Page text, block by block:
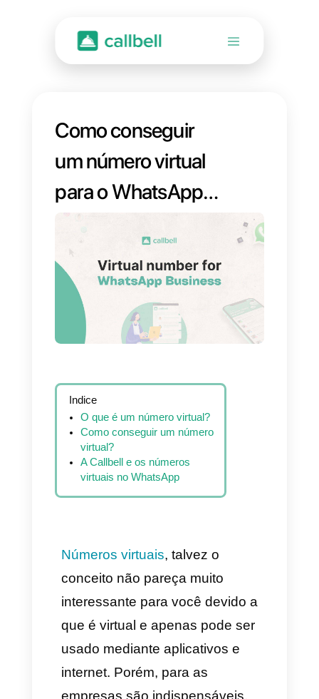
Como conseguir
um número virtual
para o WhatsApp
Business?
virtual?
virtuais no WhatsApp
Números virtuais, talvez o